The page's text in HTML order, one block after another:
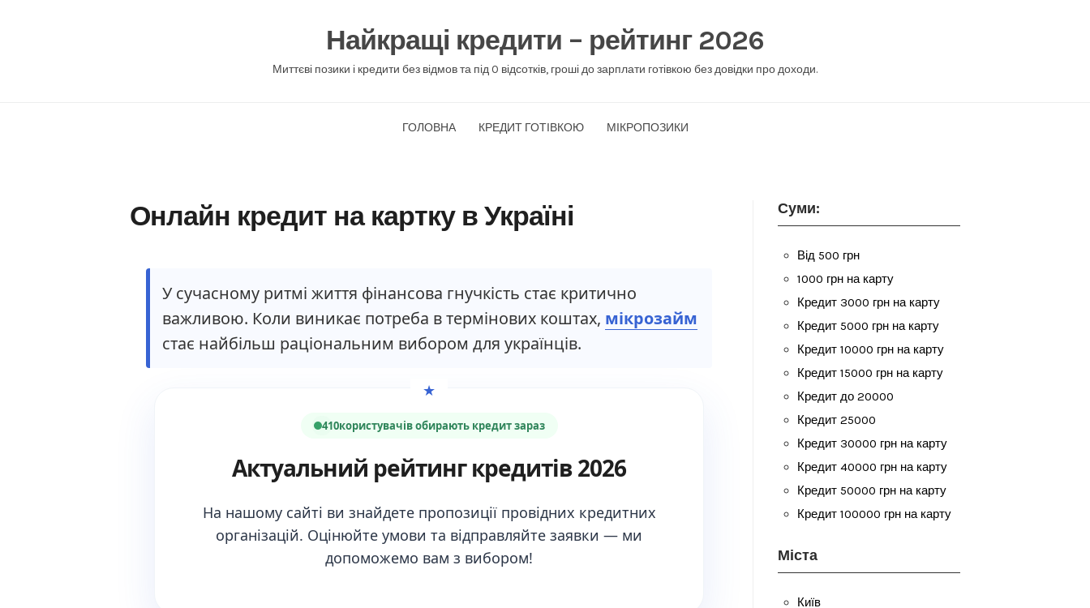
Найкращі кредити – рейтинг 2026
Миттєві позики і кредити без відмов та під 0 відсотків, гроші до зарплати готівкою без довідки про доходи.
ГОЛОВНА КРЕДИТ ГОТІВКОЮ МІКРОПОЗИКИ
Онлайн кредит на картку в Україні
У сучасному ритмі життя фінансова гнучкість стає критично
важливою. Коли виникає потреба в термінових коштах, мікрозайм
стає найбільш раціональним вибором для українців.
410користувачів обирають кредит зараз
Актуальний рейтинг кредитів 2026
На нашому сайті ви знайдете пропозиції провідних кредитних
організацій. Оцінюйте умови та відправляйте заявки — ми
допоможемо вам з вибором!
Суми:
Від 500 грн
1000 грн на карту
Кредит 3000 грн на карту
Кредит 5000 грн на карту
Кредит 10000 грн на карту
Кредит 15000 грн на карту
Кредит до 20000
Кредит 25000
Кредит 30000 грн на карту
Кредит 40000 грн на карту
Кредит 50000 грн на карту
Кредит 100000 грн на карту
Міста
Київ